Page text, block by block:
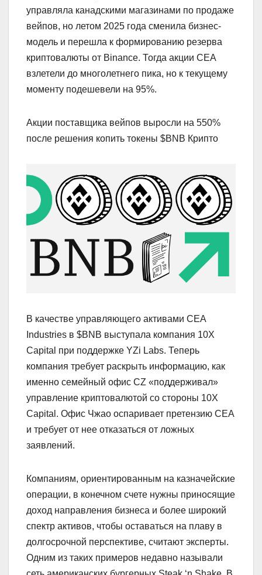
управляла канадскими магазинами по продаже
вейпов, но летом 2025 года сменила бизнес-
модель и перешла к формированию резерва
криптовалюты от Binance. Тогда акции CEA
взлетели до многолетнего пика, но к текущему
моменту подешевели на 95%.
Акции поставщика вейпов выросли на 550%
после решения копить токены $BNB Крипто
В качестве управляющего активами CEA
Industries в $BNB выступала компания 10X
Capital при поддержке YZi Labs. Теперь
компания требует раскрыть информацию, как
именно семейный офис CZ «поддерживал»
управление криптовалютой со стороны 10X
Capital. Офис Чжао оспаривает претензию СЕА
и требует от нее отказаться от ложных
заявлений.
Компаниям, ориентированным на казначейские
операции, в конечном счете нужны приносящие
доход направления бизнеса и более широкий
спектр активов, чтобы оставаться на плаву в
долгосрочной перспективе, считают эксперты.
Одним из таких примеров недавно называли